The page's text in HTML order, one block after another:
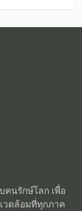
คนรักษ์โลก เพื่อ
วดล้อมที่ทุกภาค